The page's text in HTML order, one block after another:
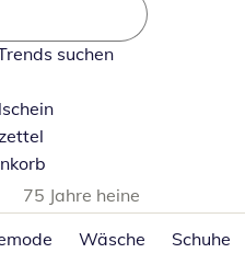
suchen
75 Jahre heine
Wäsche Schuhe